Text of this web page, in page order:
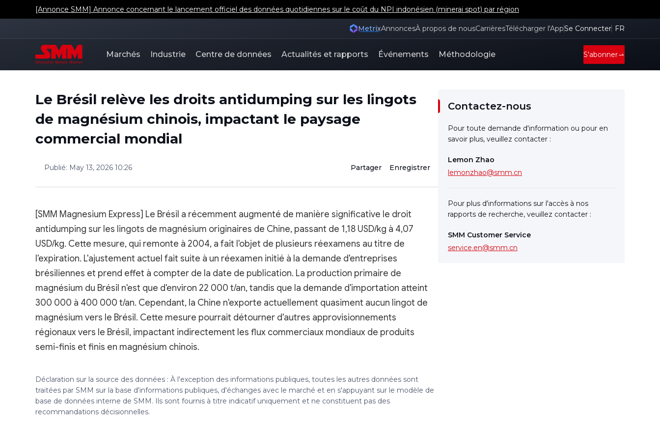
[Annonce SMM] Annonce concernant le lancement officiel des données quotidiennes sur le coût du NPI indonésien (minerai spot) par région
MetrixAnnoncesÀ propos de nousCarrièresTélécharger l'AppSe Connecter FR
Marchés Industrie Centre de données Actualités et rapports Événements Méthodologie S'abonner
Le Brésil relève les droits antidumping sur les lingots
de magnésium chinois, impactant le paysage
commercial mondial
Publié: May 13, 2026 10:26 Partager Enregistrer
[SMM Magnesium Express] Le Brésil a récemment augmenté de manière significative le droit
antidumping sur les lingots de magnésium originaires de Chine, passant de 1,18 USD/kg à 4,07
USD/kg. Cette mesure, qui remonte à 2004, a fait l'objet de plusieurs réexamens au titre de
l'expiration. L'ajustement actuel fait suite à un réexamen initié à la demande d'entreprises
brésiliennes et prend effet à compter de la date de publication. La production primaire de
magnésium du Brésil n'est que d'environ 22 000 t/an, tandis que la demande d'importation atteint
300 000 à 400 000 t/an. Cependant, la Chine n'exporte actuellement quasiment aucun lingot de
magnésium vers le Brésil. Cette mesure pourrait détourner d'autres approvisionnements
régionaux vers le Brésil, impactant indirectement les flux commerciaux mondiaux de produits
semi-finis et finis en magnésium chinois.
Déclaration sur la source des données : À l'exception des informations publiques, toutes les autres données sont
traitées par SMM sur la base d'informations publiques, d'échanges avec le marché et en s'appuyant sur le modèle de
base de données interne de SMM. Ils sont fournis à titre indicatif uniquement et ne constituent pas des
recommandations décisionnelles.
Contactez-nous
Pour toute demande d'information ou pour en
savoir plus, veuillez contacter :
Lemon Zhao
lemonzhao@smm.cn
Pour plus d'informations sur l'accès à nos
rapports de recherche, veuillez contacter :
SMM Customer Service
service.en@smm.cn